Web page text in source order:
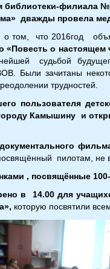
филиала
дважды провела
о том, что 2016год
«Повесть о настоящем
судьбой
Были зачитаны
трудностей.
пользователя
Камышину и
пилотам, не
, посвящённые
в 14.00 для
которую посвятили